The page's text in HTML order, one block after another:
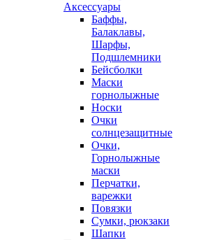
Аксессуары
Баффы,
Балаклавы,
Шарфы,
Подшлемники
Бейсболки
Маски
горнолыжные
Носки
Очки
солнцезащитные
Очки,
Горнолыжные
маски
Перчатки,
варежки
Повязки
Сумки, рюкзаки
Шапки